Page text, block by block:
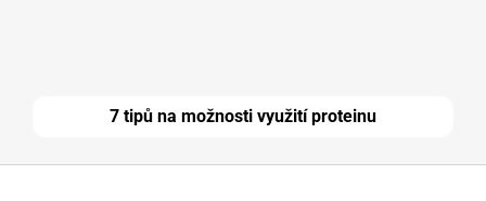
7 tipů na možnosti využití proteinu